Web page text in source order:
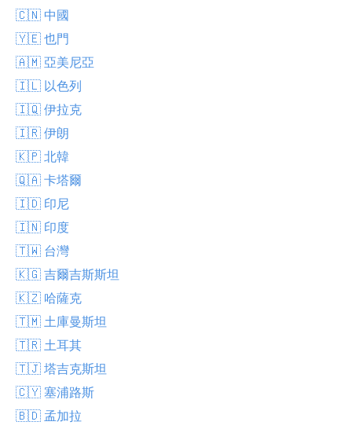
🇨🇳 中國
🇾🇪 也門
🇦🇲 亞美尼亞
🇮🇱 以色列
🇮🇶 伊拉克
🇮🇷 伊朗
🇰🇵 北韓
🇶🇦 卡塔爾
🇮🇩 印尼
🇮🇳 印度
🇹🇼 台灣
🇰🇬 吉爾吉斯斯坦
🇰🇿 哈薩克
🇹🇲 土庫曼斯坦
🇹🇷 土耳其
🇹🇯 塔吉克斯坦
🇨🇾 塞浦路斯
🇧🇩 孟加拉